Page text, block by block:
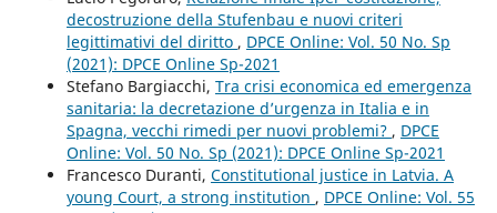
decostruzione della Stufenbau e nuovi criteri
legittimativi del diritto , DPCE Online: Vol. 50 No. Sp
(2021): DPCE Online Sp-2021
Stefano Bargiacchi, Tra crisi economica ed emergenza
sanitaria: la decretazione d’urgenza in Italia e in
Spagna, vecchi rimedi per nuovi problemi? , DPCE
Online: Vol. 50 No. Sp (2021): DPCE Online Sp-2021
Francesco Duranti, Constitutional justice in Latvia. A
young Court, a strong institution , DPCE Online: Vol. 55